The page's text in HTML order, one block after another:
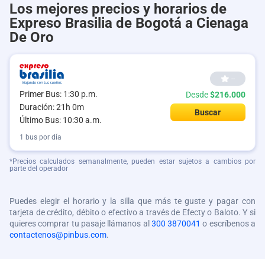
Los mejores precios y horarios de
Expreso Brasilia de Bogotá a Cienaga
De Oro
Primer Bus: 1:30 p.m.
Duración: 21h 0m
Último Bus: 10:30 a.m.
--
Desde$216.000
Buscar
1 bus por día
*Precios calculados semanalmente, pueden estar sujetos a cambios por
parte del operador
Puedes elegir el horario y la silla que más te guste y pagar con
tarjeta de crédito, débito o efectivo a través de Efecty o Baloto. Y si
quieres comprar tu pasaje llámanos al 300 3870041 o escríbenos a
contactenos@pinbus.com.